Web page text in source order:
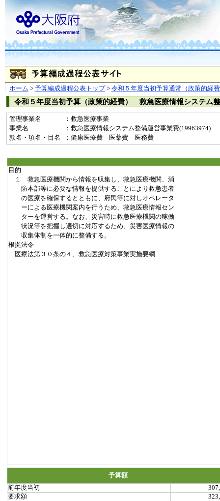
ホーム > 予算編成過程公表トップ> 令和５年度当初予算通常（政策的経
令和５年度当初予算（政策的経費） 救急医療情報システム
管理事業名
：救急医療事業
事業名
：救急医療情報システム整備運営事業費(19963974)
款名・項名・目名
：健康医療費 医薬費 医務費
目的
１ 救急医療機関から情報を収集し、救急医療機関、消
防本部等に必要な情報を提供することにより救急患者
の医療を確保するとともに、府民等に対しオペレータ
ーによる医療機関案内を行うため、救急医療情報セン
ターを運営する。なお、災害時に救急医療機関の稼働
状況等を把握し適切に対応するため、災害医療情報の
収集体制を一体的に整備する。
根拠法令
医療法第３０条の４、救急医療対策事業実施要綱
予算額
前年度当初
要求額